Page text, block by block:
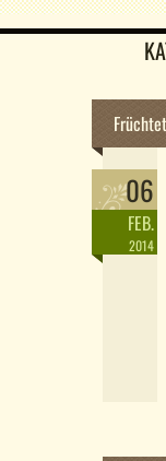
06
FEB.
2014